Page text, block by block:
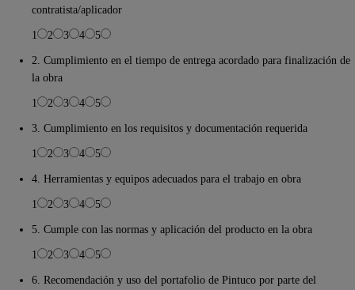
contratista/aplicador
1
2 3 4
5
2. Cumplimiento en el tiempo de entrega acordado para finalización de
la obra
1
2 3 4
5
3. Cumplimiento en los requisitos y documentación requerida
1
2 3 4
5
4. Herramientas y equipos adecuados para el trabajo en obra
1
2 3 4
5
5. Cumple con las normas y aplicación del producto en la obra
1
2 3 4
5
6. Recomendación y uso del portafolio de Pintuco por parte del